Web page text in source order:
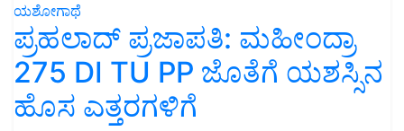
ಯಶೋಗಾಥೆ
ಪ್ರಹಲಾದ್ ಪ್ರಜಾಪತಿ: ಮಹೀಂದ್ರಾ
275 DI TU PP ಜೊತೆಗೆ ಯಶಸ್ಸಿನ
ಹೊಸ ಎತ್ತರಗಳಿಗೆ